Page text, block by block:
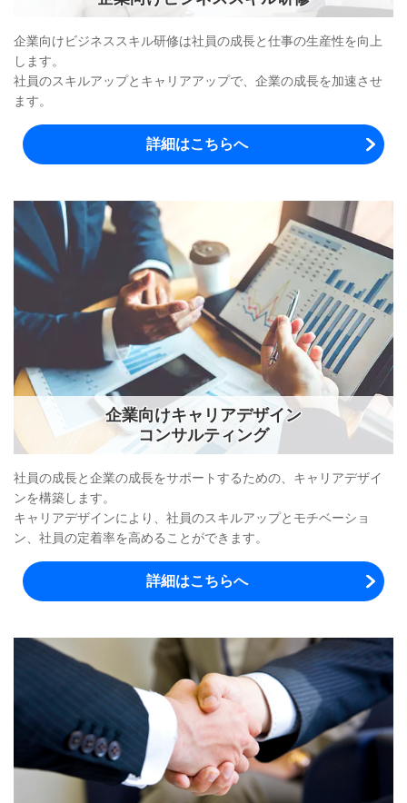
企業向けビジネススキル研修は社員の成長と仕事の生産性を向上
します。
社員のスキルアップとキャリアアップで、企業の成長を加速させ
ます。
詳細はこちらへ
企業向けキャリアデザイン
コンサルティング
社員の成長と企業の成長をサポートするための、キャリアデザイ
ンを構築します。
キャリアデザインにより、社員のスキルアップとモチベーショ
ン、社員の定着率を高めることができます。
詳細はこちらへ